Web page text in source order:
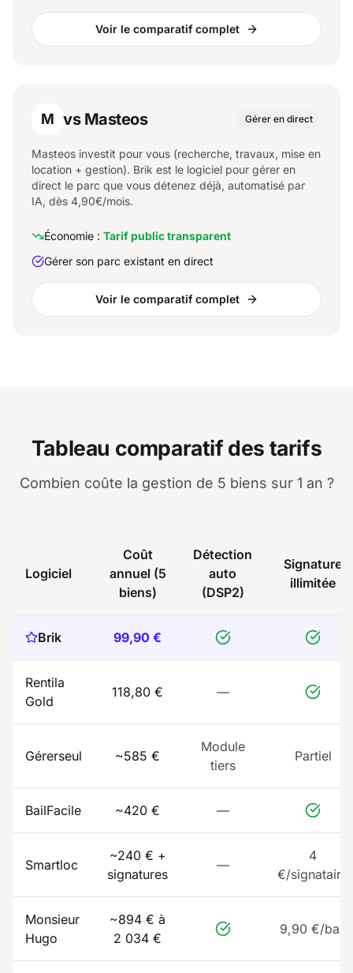
Voir le comparatif complet
M vs Masteos Gérer en direct
Masteos investit pour vous (recherche, travaux, mise en
location + gestion). Brik est le logiciel pour gérer en
direct le parc que vous détenez déjà, automatisé par
IA, dès 4,90€/mois.
Économie : Tarif public transparent
Gérer son parc existant en direct
Voir le comparatif complet
Tableau comparatif des tarifs
Combien coûte la gestion de 5 biens sur 1 an ?
Logiciel
Coût
annuel (5
biens)
Détection
auto
(DSP2)
Signature
illimitée
Brik 99,90 €
Rentila
Gold
118,80 € —
Gérerseul ~585 €
Module
tiers
Partiel
BailFacile ~420 € —
Smartloc
~240 € +
signatures
—
4
€/signataire
Monsieur
Hugo
~894 € à
2 034 €
9,90 €/bail